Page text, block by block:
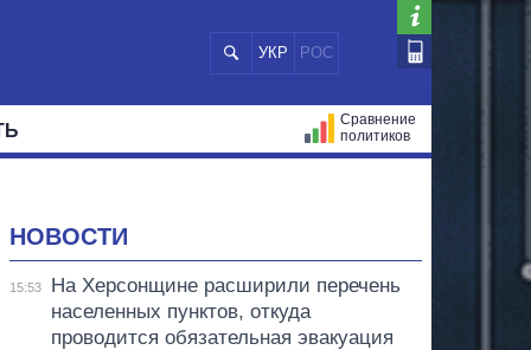
УКР РОС
Сравнение
политиков
НОВОСТИ
15:53
На Херсонщине расширили перечень
населенных пунктов, откуда
проводится обязательная эвакуация